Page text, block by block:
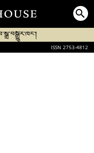
ISSN 2753-4812